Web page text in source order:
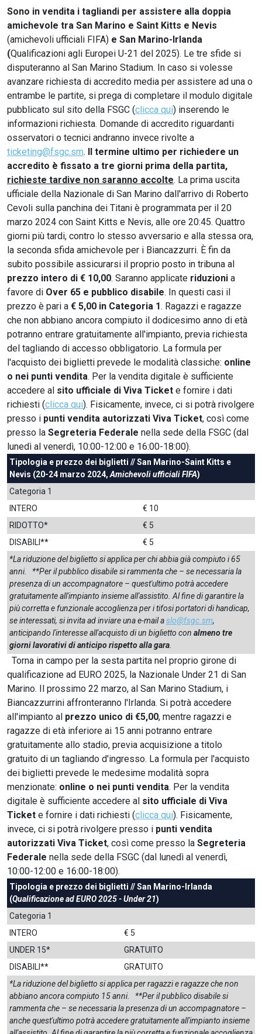
Sono in vendita i tagliandi per assistere alla doppia
amichevole tra San Marino e Saint Kitts e Nevis
(amichevoli ufficiali FIFA) e San Marino-Irlanda
(Qualificazioni agli Europei U-21 del 2025). Le tre sfide si
disputeranno al San Marino Stadium. In caso si volesse
avanzare richiesta di accredito media per assistere ad una o
entrambe le partite, si prega di completare il modulo digitale
pubblicato sul sito della FSGC (clicca qui) inserendo le
informazioni richiesta. Domande di accredito riguardanti
osservatori o tecnici andranno invece rivolte a
ticketing@fsgc.sm. Il termine ultimo per richiedere un
accredito è fissato a tre giorni prima della partita,
richieste tardive non saranno accolte. La prima uscita
ufficiale della Nazionale di San Marino dall'arrivo di Roberto
Cevoli sulla panchina dei Titani è programmata per il 20
marzo 2024 con Saint Kitts e Nevis, alle ore 20:45. Quattro
giorni più tardi, contro lo stesso avversario e alla stessa ora,
la seconda sfida amichevole per i Biancazzurri. È fin da
subito possibile assicurarsi il proprio posto in tribuna al
prezzo intero di € 10,00. Saranno applicate riduzioni a
favore di Over 65 e pubblico disabile. In questi casi il
prezzo è pari a € 5,00 in Categoria 1. Ragazzi e ragazze
che non abbiano ancora compiuto il dodicesimo anno di età
potranno entrare gratuitamente all'impianto, previa richiesta
del tagliando di accesso obbligatorio. La formula per
l'acquisto dei biglietti prevede le modalità classiche: online
o nei punti vendita. Per la vendita digitale è sufficiente
accedere al sito ufficiale di Viva Ticket e fornire i dati
richiesti (clicca qui). Fisicamente, invece, ci si potrà rivolgere
presso i punti vendita autorizzati Viva Ticket, così come
presso la Segreteria Federale nella sede della FSGC (dal
lunedì al venerdì, 10:00-12:00 e 16:00-18:00).
Tipologia e prezzo dei biglietti // San Marino-Saint Kitts e
Nevis (20-24 marzo 2024, Amichevoli ufficiali FIFA)
Categoria 1
INTERO
€ 10
RIDOTTO*
€ 5
DISABILI**
€ 5
*La riduzione del biglietto si applica per chi abbia già compiuto i 65
anni.
**Per il pubblico disabile si rammenta che – se necessaria la
presenza di un accompagnatore – quest'ultimo potrà accedere
gratuitamente all'impianto insieme all'assistito. Al fine di garantire la
più corretta e funzionale accoglienza per i tifosi portatori di handicap,
se interessati, si invita ad inviare una e-mail aslo@fsgc.sm,
anticipando l'interesse all'acquisto di un biglietto con almeno tre
giorni lavorativi di anticipo rispetto alla gara
Torna in campo per la sesta partita nel proprio girone di
qualificazione ad EURO 2025, la Nazionale Under 21 di San
Marino. Il prossimo 22 marzo, al San Marino Stadium, i
Biancazzurrini affronteranno l'Irlanda. Si potrà accedere
all'impianto al prezzo unico di €5,00, mentre ragazzi e
ragazze di età inferiore ai 15 anni potranno entrare
gratuitamente allo stadio, previa acquisizione a titolo
gratuito di un tagliando d'ingresso. La formula per l'acquisto
dei biglietti prevede le medesime modalità sopra
menzionate: online o nei punti vendita. Per la vendita
digitale è sufficiente accedere al sito ufficiale di Viva
Ticket e fornire i dati richiesti (clicca qui). Fisicamente,
invece, ci si potrà rivolgere presso i punti vendita
autorizzati Viva Ticket, così come presso la Segreteria
Federale nella sede della FSGC (dal lunedì al venerdì,
10:00-12:00 e 16:00-18:00).
Tipologia e prezzo dei biglietti // San Marino-Irlanda
(Qualificazione ad EURO 2025 - Under 21)
Categoria 1
INTERO
€ 5
UNDER 15*
GRATUITO
DISABILI**
GRATUITO
*La riduzione del biglietto si applica per ragazzi e ragazze che non
abbiano ancora compiuto 15 anni.
**Per il pubblico disabile si
rammenta che – se necessaria la presenza di un accompagnatore –
anche quest'ultimo potrà accedere gratuitamente all'impianto insieme